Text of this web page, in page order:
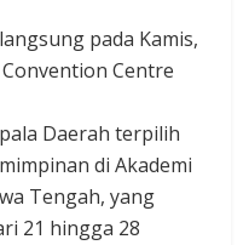
pada Kamis,
Centre
Daerah terpilih
di Akademi
Tengah, yang
21 hingga 28